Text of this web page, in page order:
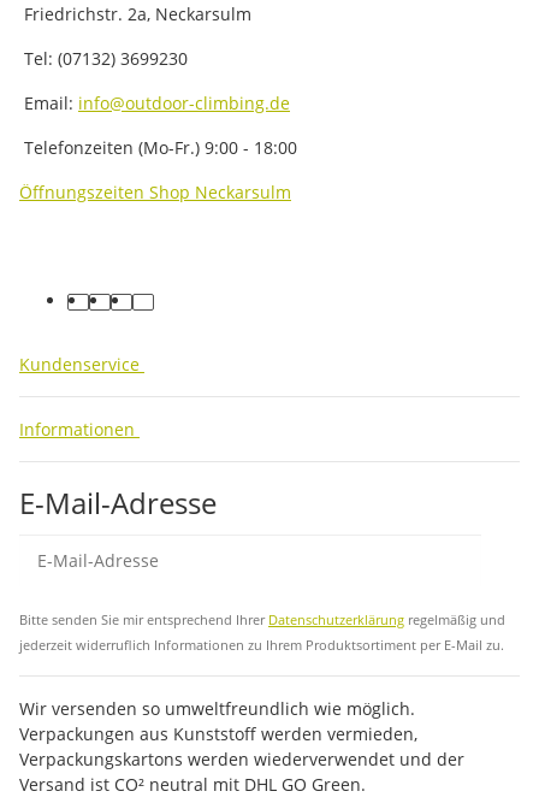
Friedrichstr. 2a, Neckarsulm
Tel: (07132) 3699230
Email: info@outdoor-climbing.de
Telefonzeiten (Mo-Fr.) 9:00 - 18:00
Öffnungszeiten Shop Neckarsulm
facebook
youtube
instagram
tiktok
Kundenservice
Informationen
E-Mail-Adresse
Bitte senden Sie mir entsprechend Ihrer Datenschutzerklärung regelmäßig und
jederzeit widerruflich Informationen zu Ihrem Produktsortiment per E-Mail zu.
Wir versenden so umweltfreundlich wie möglich.
Verpackungen aus Kunststoff werden vermieden,
Verpackungskartons werden wiederverwendet und der
Versand ist CO² neutral mit DHL GO Green.